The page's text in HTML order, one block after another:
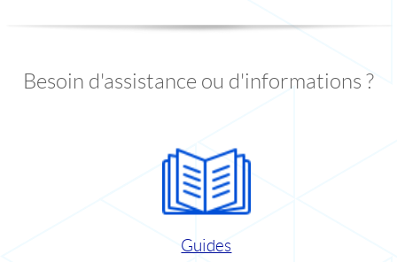
Besoin d'assistance ou d'informations ?
Guides